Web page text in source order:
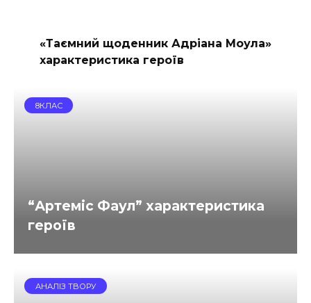
«Таємний щоденник Адріана Моула»
характеристика героїв
8КЛАС
“Артеміс Фаул” характеристика
героїв
АНАЛІЗ ТВОРУ